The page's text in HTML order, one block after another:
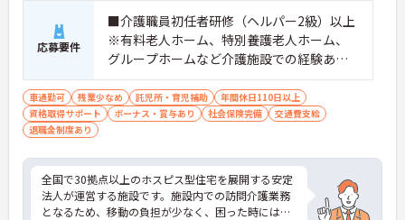
応募要件
■介護職員初任者研修（ヘルパー2級）以上
※有料老人ホーム、特別養護老人ホーム、
グループホームなど介護施設での経験ある
方歓迎 ※ホスピス勤務（訪問介護）や「看
取り」が初めての方も可
車通勤可 残業少なめ 託児所・育児補助
年間休日110日以上
資格取得サポート
ボーナス・賞与あり 社会保険完備
交通費支給
退職金制度あり
全国で30拠点以上のホスピス型住宅を展開する安定
法人が運営する施設です。施設内での訪問介護業務
となるため、移動の負担が少なく、困った時にはす